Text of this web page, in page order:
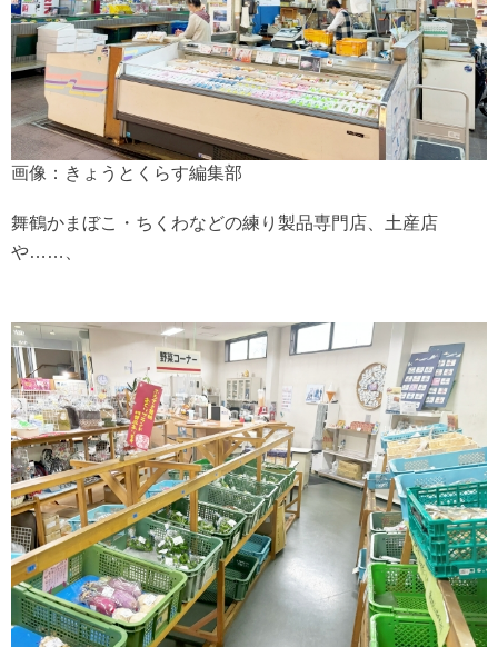
画像：きょうとくらす編集部
舞鶴かまぼこ・ちくわなどの練り製品専門店、土産店
や……、